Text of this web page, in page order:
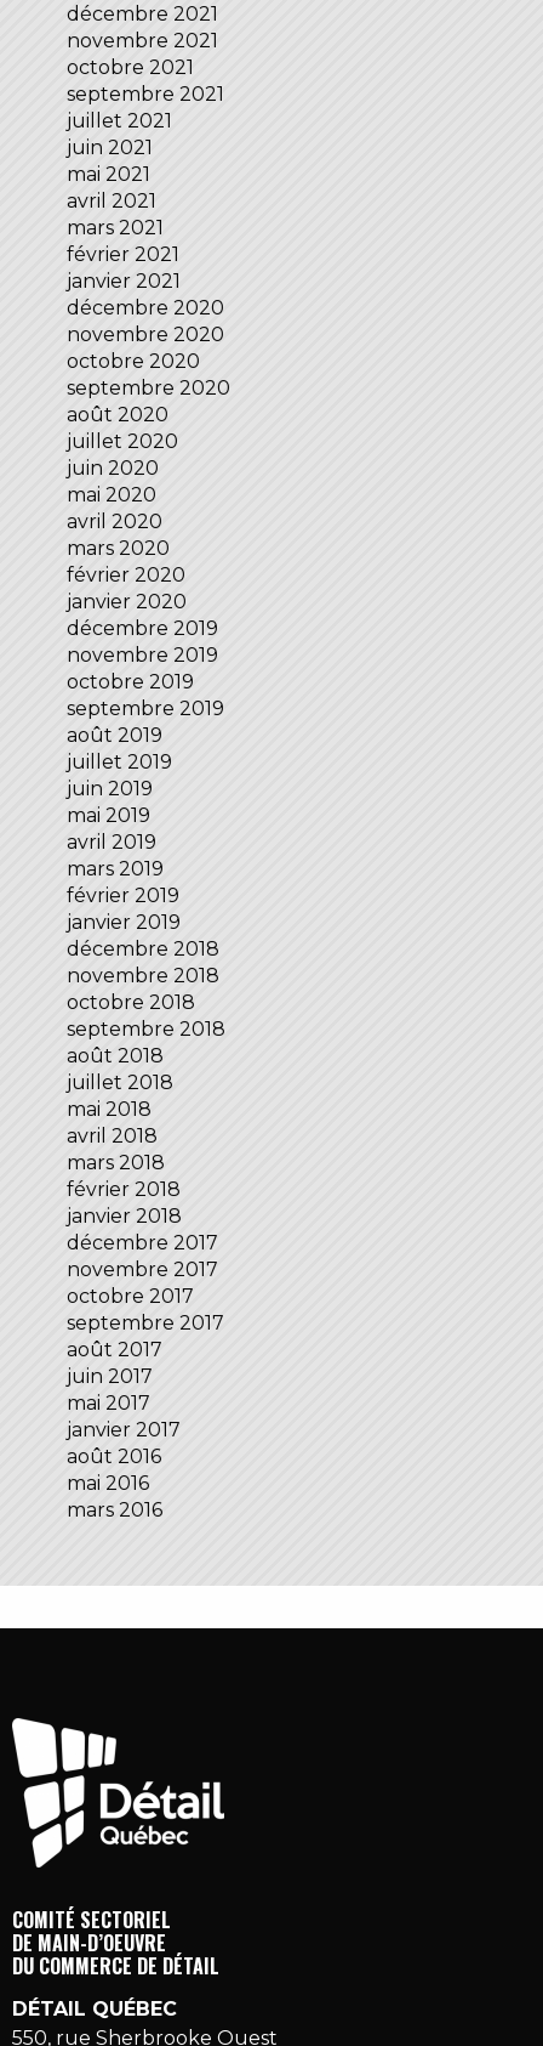
décembre 2021
novembre 2021
octobre 2021
septembre 2021
juillet 2021
juin 2021
mai 2021
avril 2021
mars 2021
février 2021
janvier 2021
décembre 2020
novembre 2020
octobre 2020
septembre 2020
août 2020
juillet 2020
juin 2020
mai 2020
avril 2020
mars 2020
février 2020
janvier 2020
décembre 2019
novembre 2019
octobre 2019
septembre 2019
août 2019
juillet 2019
juin 2019
mai 2019
avril 2019
mars 2019
février 2019
janvier 2019
décembre 2018
novembre 2018
octobre 2018
septembre 2018
août 2018
juillet 2018
mai 2018
avril 2018
mars 2018
février 2018
janvier 2018
décembre 2017
novembre 2017
octobre 2017
septembre 2017
août 2017
juin 2017
mai 2017
janvier 2017
août 2016
mai 2016
mars 2016
COMITÉ SECTORIEL
DE MAIN-D’OEUVRE
DU COMMERCE DE DÉTAIL
DÉTAIL QUÉBEC
550, rue Sherbrooke Ouest